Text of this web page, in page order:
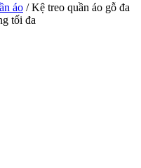
áo / Kệ treo quần áo gỗ đa
tối đa